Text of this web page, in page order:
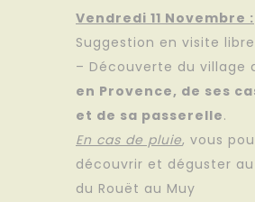
Vendredi 11 Novembre :
Suggestion en visite
– Découverte du village
en Provence, de ses
et de sa passerelle.
En cas de pluie, vous
découvrir et déguster
du Rouët au Muy